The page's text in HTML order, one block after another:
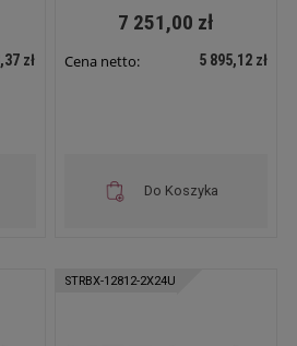
zł
7 251,00 zł
Cena netto: 5 895,12 zł
Do Koszyka
STRBX-12812-2X24U